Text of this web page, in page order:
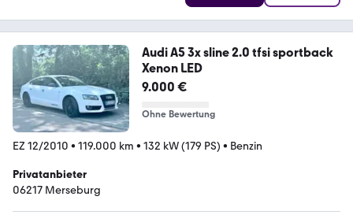
Audi A5 3x sline 2.0 tfsi sportback
Xenon LED
9.000 €
Ohne Bewertung
EZ 12/2010 • 119.000 km • 132 kW (179 PS) • Benzin
Privatanbieter
06217 Merseburg